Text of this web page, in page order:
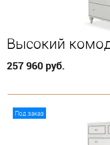
Высокий
257 960 руб.
Под заказ